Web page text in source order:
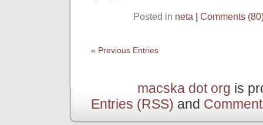
Posted in neta Comments
« Previous Entries
macska dot org is
Entries (RSS) and